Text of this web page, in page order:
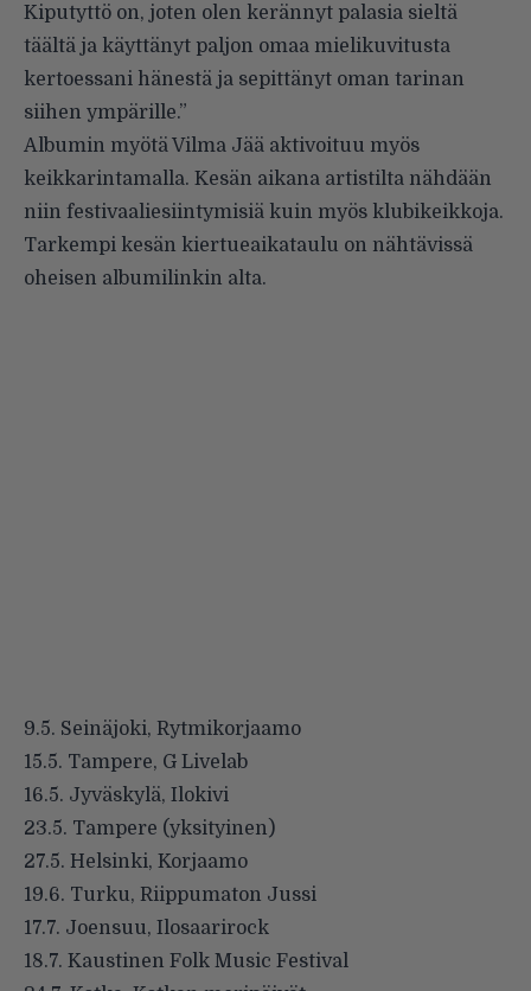
Kiputyttö on, joten olen kerännyt palasia sieltä
täältä ja käyttänyt paljon omaa mielikuvitusta
kertoessani hänestä ja sepittänyt oman tarinan
siihen ympärille.”
Albumin myötä Vilma Jää aktivoituu myös
keikkarintamalla. Kesän aikana artistilta nähdään
niin festivaaliesiintymisiä kuin myös klubikeikkoja.
Tarkempi kesän kiertueaikataulu on nähtävissä
oheisen albumilinkin alta.
9.5. Seinäjoki, Rytmikorjaamo
15.5. Tampere, G Livelab
16.5. Jyväskylä, Ilokivi
23.5. Tampere (yksityinen)
27.5. Helsinki, Korjaamo
19.6. Turku, Riippumaton Jussi
17.7. Joensuu, Ilosaarirock
18.7. Kaustinen Folk Music Festival